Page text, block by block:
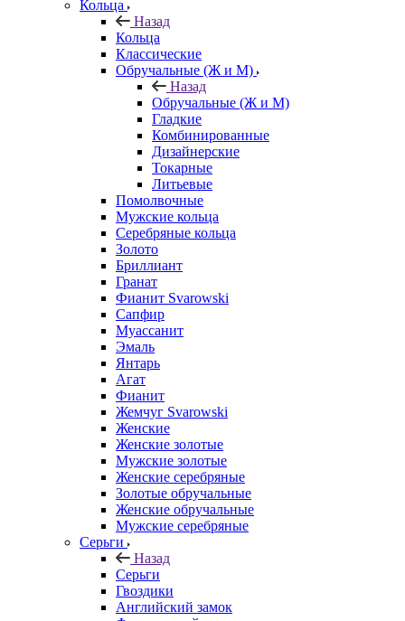
Кольца
Назад
Кольца
Классические
Обручальные (Ж и М)
Назад
Обручальные (Ж и М)
Гладкие
Комбинированные
Дизайнерские
Токарные
Литьевые
Помолвочные
Мужские кольца
Серебряные кольца
Золото
Бриллиант
Гранат
Фианит Svarowski
Сапфир
Муассанит
Эмаль
Янтарь
Агат
Фианит
Жемчуг Svarowski
Женские
Женские золотые
Мужские золотые
Женские серебряные
Золотые обручальные
Женские обручальные
Мужские серебряные
Серьги
Назад
Серьги
Гвоздики
Английский замок